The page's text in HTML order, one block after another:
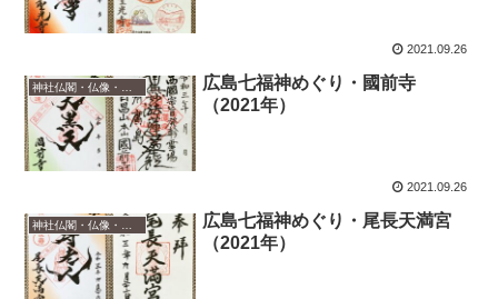
2021.09.26
神社仏閣・仏像・御朱印
広島七福神めぐり・國前寺
（2021年）
2021.09.26
広島七福神めぐり・尾長天満宮
（2021年）